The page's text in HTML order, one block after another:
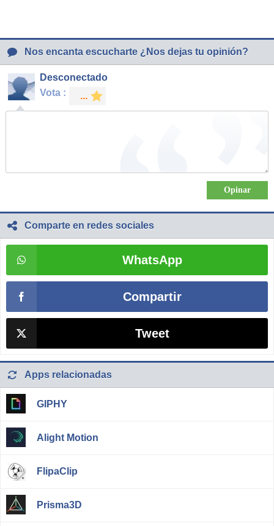
Nos encanta escucharte ¿Nos dejas tu opinión?
Desconectado
Vota :
Comparte en redes sociales
WhatsApp
Compartir
Tweet
Apps relacionadas
GIPHY
Alight Motion
FlipaClip
Prisma3D